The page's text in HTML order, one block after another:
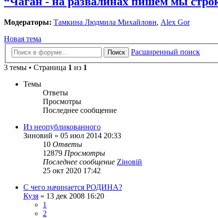
Модераторы: Тамкина Людмила Михайловн, Alex Gor
Новая тема
Поиск
Расширенный поиск
3 темы • Страница 1 из 1
Темы
Ответы
Просмотры
Последнее сообщение
Из неопубликованного
Зиновий » 05 июл 2014 20:33
10 Ответы
12879 Просмотры
Последнее сообщение Zіновій
25 окт 2020 17:42
С чего начинается РОДИНА?
Кузя » 13 дек 2008 16:20
1
2